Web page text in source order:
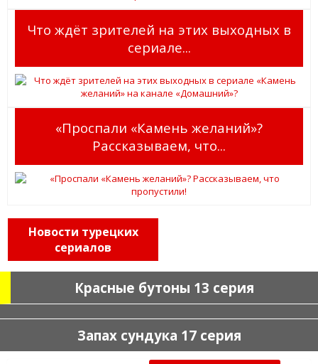
Что ждёт зрителей на этих выходных в
сериале...
«Проспали «Камень желаний»?
Рассказываем, что...
Новости турецких
сериалов
Красные бутоны 13 серия
Запах сундука 17 серия